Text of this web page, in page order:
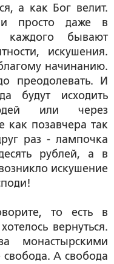
а как Бог велит.
просто даже в
каждого бывают
искушения.
начинанию.
преодолевать. И
будут исходить
или через
как позавчера так
раз - лампочка
рублей, а в
искушение
то есть в
вернуться.
монастырскими
А свобода